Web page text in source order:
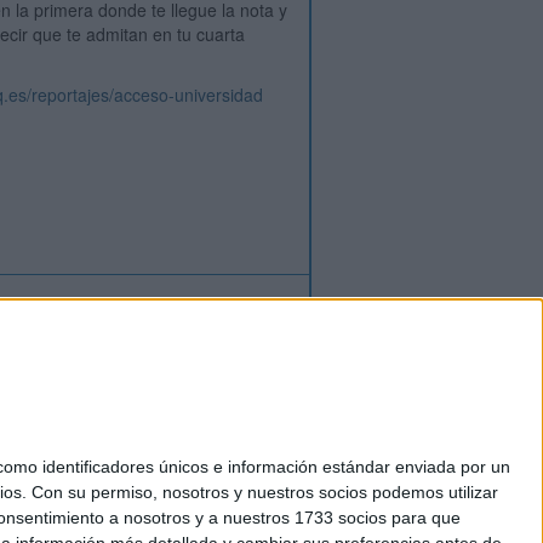
identificadores únicos e información estándar enviada por un
Con su permiso, nosotros y nuestros socios podemos utilizar
a nosotros y a nuestros 1733 socios para que
la primera donde te llegue la nota y
que te admitan en tu cuarta
reportajes/acceso-universidad
oregístratepara enviar comentarios
+34 91 593 2767